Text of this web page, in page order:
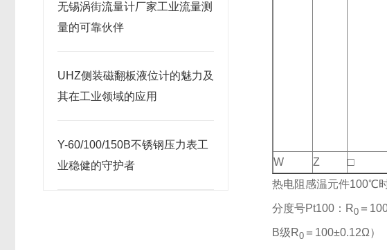
无锡涡街流量计厂家工业流量测
量的可靠伙伴
UHZ侧装磁翻板液位计的魅力及
其在工业领域的应用
Y-60/100/150B不锈钢压力表工
业稳健的守护者
W
Z □
热电阻感温元件100℃
分度号Pt100：R0 ＝
B级R0 ＝100±0.12Ω）